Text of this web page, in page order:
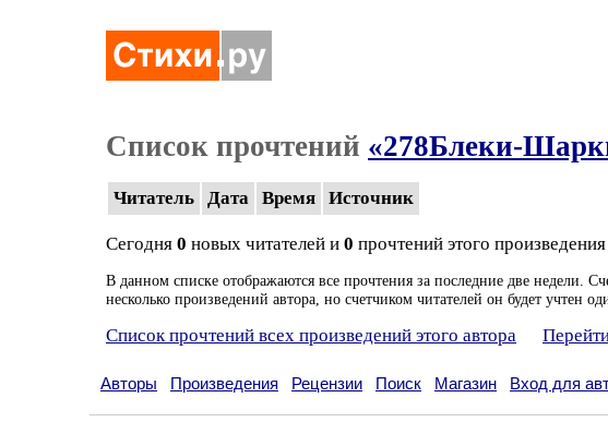
Список прочтений «278Блеки-
Читатель Дата Время Источник
Сегодня 0 новых читателей и 0 прочтений этого произведения
В данном списке отображаются все прочтения за последние две недели.
несколько произведений автора, но счетчиком читателей он будет учтен
Список прочтений всех произведений этого автора
Авторы Произведения Рецензии Поиск Магазин Вход для